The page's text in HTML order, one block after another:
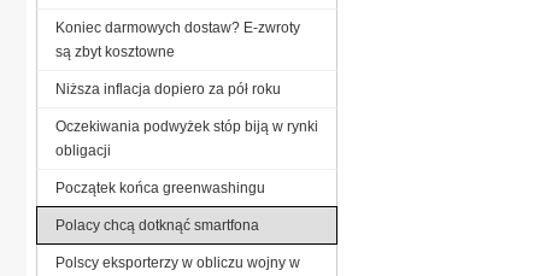
Koniec darmowych dostaw? E-zwroty
są zbyt kosztowne
Niższa inflacja dopiero za pół roku
Oczekiwania podwyżek stóp biją w rynki
obligacji
Początek końca greenwashingu
Polacy chcą dotknąć smartfona
Polscy eksporterzy w obliczu wojny w